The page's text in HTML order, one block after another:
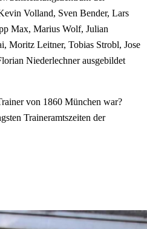
Volland, Sven Bender, Lars
Max, Marius Wolf, Julian
Moritz Leitner, Tobias Strobl, Jose
Niederlechner ausgebildet
von 1860 München war?
Traineramtszeiten der